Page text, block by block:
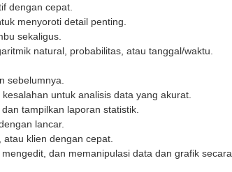
dengan cepat.
menyoroti detail penting.
sekaligus.
natural, probabilitas, atau tanggal/waktu.
sebelumnya.
untuk analisis data yang akurat.
tampilkan laporan statistik.
lancar.
klien dengan cepat.
dan memanipulasi data dan grafik secara